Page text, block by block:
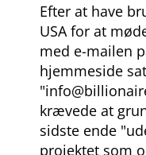
Efter at have
USA for at
med e-mailen
hjemmeside
krævede at
sidste ende
projektet som